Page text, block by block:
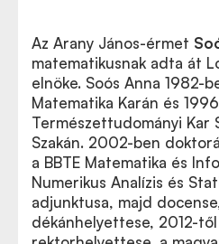
Az Arany János-érmet
matematikusnak adta át
elnöke. Soós Anna 1982-
Matematika Karán és
Természettudományi Kar
Szakán. 2002-ben
a BBTE Matematika és
Numerikus Analízis és
adjunktusa, majd
dékánhelyettese, 2012-